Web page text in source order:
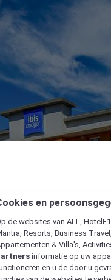
en
de websites van ALL,
Resorts, Business
& Villa's,
informatie op uw
en u de door u